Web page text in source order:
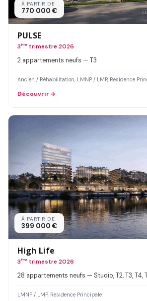
À PARTIR DE
770 000 €
PULSE
3ème trimestre 2026
2 appartements neufs — T3
Ancien / Réhabilitation, LMNP / LMP, Residence
Découvrir
À PARTIR DE
399 000 €
High Life
3ème trimestre 2026
28 appartements neufs — Studio, T2, T3, T4,
LMNP / LMP, Residence Principale